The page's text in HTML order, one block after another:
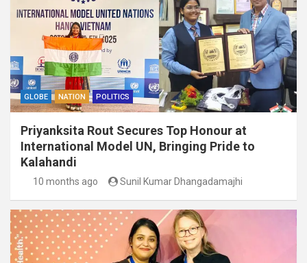
GLOBE NATION POLITICS
Priyanksita Rout Secures Top Honour at
International Model UN, Bringing Pride to
Kalahandi
10 months ago Sunil Kumar Dhangadamajhi